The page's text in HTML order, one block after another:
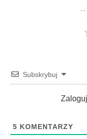
Subskrybuj
5 KOMENTARZY